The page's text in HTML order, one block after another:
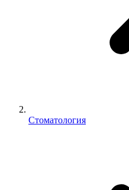
Стоматология